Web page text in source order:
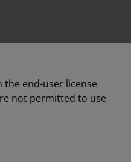
end-user license
not permitted to use